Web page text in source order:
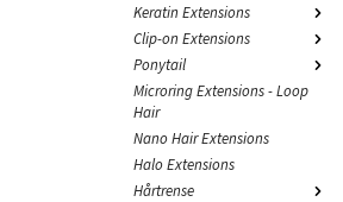
Keratin Extensions
Clip-on Extensions
Ponytail
Microring Extensions - Loop
Hair
Nano Hair Extensions
Halo Extensions
Hårtrense